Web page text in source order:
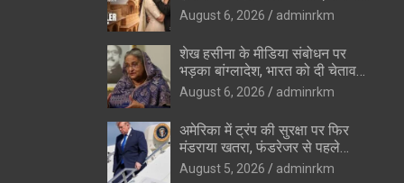
आजमी के विलेन रोल ने उड़ाए होश
August 6, 2026 adminrkm
शेख हसीना के मीडिया संबोधन पर
भड़का बांग्लादेश, भारत को दी चेतावनी
—”रिश्ते सुधारने की कोशिशों को
पहुंचेगा नुकसान”
August 6, 2026 adminrkm
अमेरिका में ट्रंप की सुरक्षा पर फिर
मंडराया खतरा, फंडरेजर से पहले
हथियारों के साथ संदिग्ध पकड़ा गया
August 5, 2026 adminrkm